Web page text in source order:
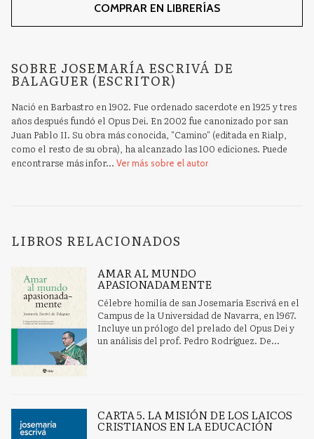
COMPRAR EN LIBRERÍAS
SOBRE JOSEMARÍA ESCRIVÁ DE
BALAGUER (ESCRITOR)
Nació en Barbastro en 1902. Fue ordenado sacerdote en 1925 y tres
años después fundó el Opus Dei. En 2002 fue canonizado por san
Juan Pablo II. Su obra más conocida, "Camino" (editada en Rialp,
como el resto de su obra), ha alcanzado las 100 ediciones. Puede
encontrarse más infor... Ver más sobre el autor
LIBROS RELACIONADOS
AMAR AL MUNDO
APASIONADAMENTE
Célebre homilía de san Josemaría Escrivá en el
Campus de la Universidad de Navarra, en 1967.
Incluye un prólogo del prelado del Opus Dei y
un análisis del prof. Pedro Rodríguez. De...
CARTA 5. LA MISIÓN DE LOS LAICOS
CRISTIANOS EN LA EDUCACIÓN